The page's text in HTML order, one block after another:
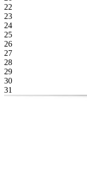
22
23
24
25
26
27
28
29
30
31